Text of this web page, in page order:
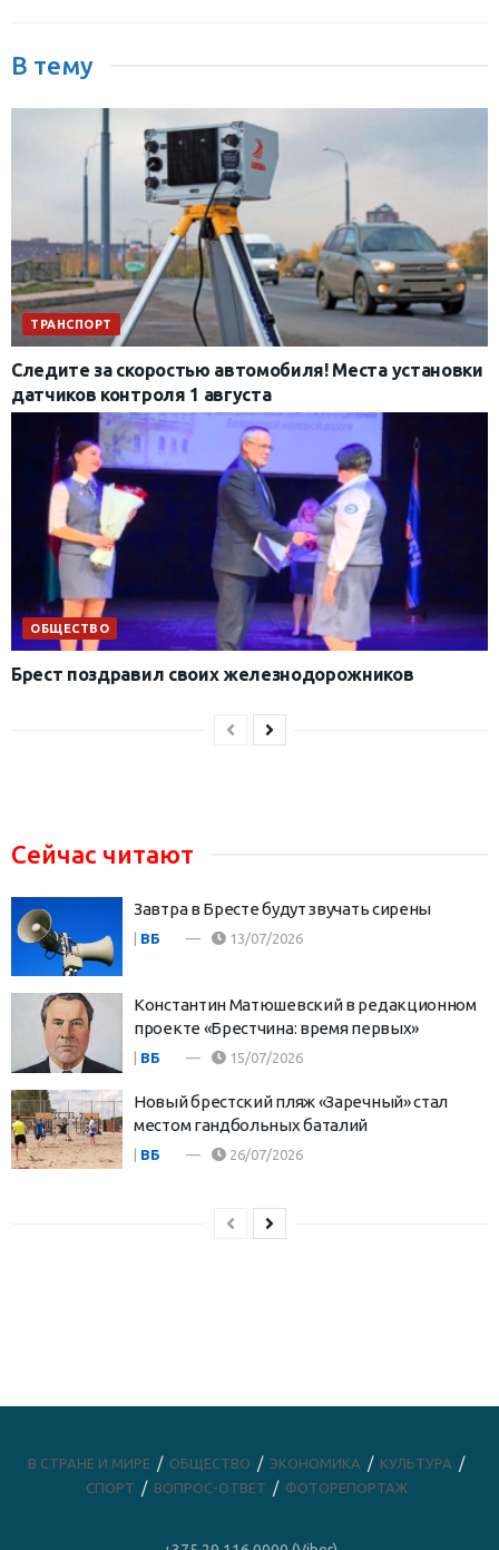
В тему
ТРАНСПОРТ
Следите за скоростью автомобиля! Места установки
датчиков контроля 1 августа
ОБЩЕСТВО
Брест поздравил своих железнодорожников
Сейчас читают
Завтра в Бресте будут звучать сирены
| ВБ 13/07/2026
Константин Матюшевский в редакционном
проекте «Брестчина: время первых»
ВБ 15/07/2026
Новый брестский пляж «Заречный» стал
местом гандбольных баталий
| ВБ 26/07/2026
В СТРАНЕ И МИРЕ ОБЩЕСТВО ЭКОНОМИКА
КУЛЬТУРА
СПОРТ
ВОПРОС-ОТВЕТ ФОТОРЕПОРТАЖ